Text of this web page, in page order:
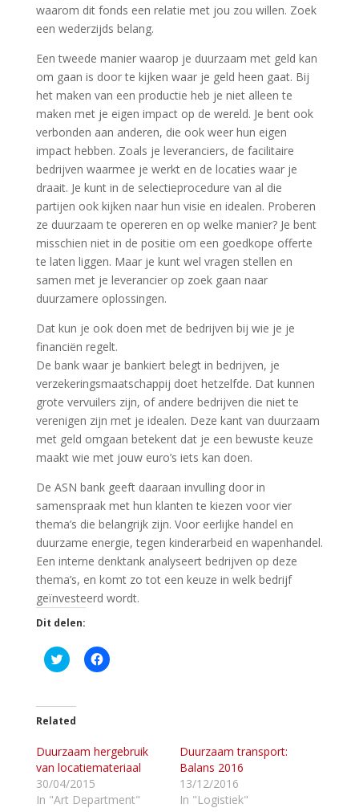
waarom dit fonds een relatie met jou zou willen. Zoek
een wederzijds belang.
Een tweede manier waarop je duurzaam met geld kan
om gaan is door te kijken waar je geld heen gaat. Bij
het maken van een productie heb je niet alleen te
maken met je eigen impact op de wereld. Je bent ook
verbonden aan anderen, die ook weer hun eigen
impact hebben. Zoals je leveranciers, de facilitaire
bedrijven waarmee je werkt en de locaties waar je
draait. Je kunt in de selectieprocedure van al die
partijen ook kijken naar hun visie en idealen. Proberen
ze duurzaam te opereren en op welke manier? Je bent
misschien niet in de positie om een goedkope offerte
te laten liggen. Maar je kunt wel vragen stellen en
samen met je leverancier op zoek gaan naar
duurzamere oplossingen.
Dat kun je ook doen met de bedrijven bij wie je je
financiën regelt.
De bank waar je bankiert belegt in bedrijven, je
verzekeringsmaatschappij doet hetzelfde. Dat kunnen
grote vervuilers zijn, of andere bedrijven die niet te
verenigen zijn met je idealen. Deze kant van duurzaam
met geld omgaan betekent dat je een bewuste keuze
maakt wie met jouw euro’s iets kan doen.
De ASN bank geeft daaraan invulling door in
samenspraak met hun klanten te kiezen voor vier
thema’s die belangrijk zijn. Voor eerlijke handel en
duurzame energie, tegen kinderarbeid en wapenhandel.
Een interne denktank analyseert bedrijven op deze
thema’s, en komt zo tot een keuze in welk bedrijf
geïnvesteerd wordt.
Dit delen:
K
l
m
t
e
e
n
m
e
K
l
e
e
o
p
Related
Duurzaam hergebruik
van locatiemateriaal
30/04/2015
In "Art Department"
Duurzaam transport:
Balans 2016
13/12/2016
In "Logistiek"